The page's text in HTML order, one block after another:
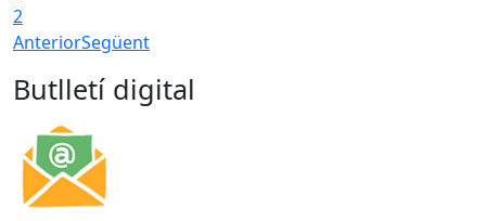
2
AnteriorSegüent
Butlletí digital